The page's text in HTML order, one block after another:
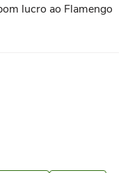
lucro ao Flamengo